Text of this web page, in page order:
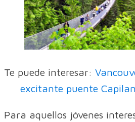
Te puede interesar:
excitante puente
Para aquellos jóvenes